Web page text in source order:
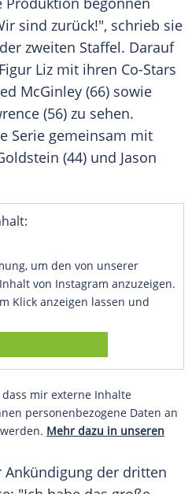
sind zurück!", schrieb sie
zweiten Staffel. Darauf
Liz mit ihren Co-Stars
McGinley (66) sowie
(56) zu sehen.
Serie gemeinsam mit
(44) und Jason
um den von unserer
von Instagram anzuzeigen.
Klick anzeigen lassen und
mir externe Inhalte
personenbezogene Daten an
Mehr dazu in unseren
Ankündigung der dritten